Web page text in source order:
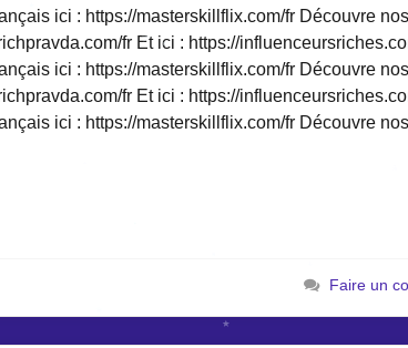
ici : https://masterskillflix.com/fr Découvre nos
fr Et ici : https://
ici : https://masterskillflix.com/fr Découvre nos
fr Et ici : https://
ici : https://masterskillflix.com/fr Découvre nos
Faire un